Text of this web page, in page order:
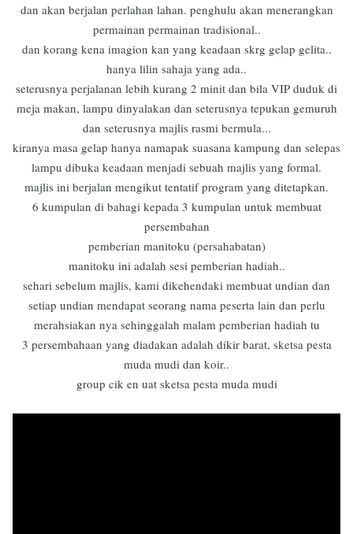
dan akan berjalan perlahan lahan. penghulu akan menerangkan
permainan permainan tradisional..
dan korang kena imagion kan yang keadaan skrg gelap gelita..
hanya lilin sahaja yang ada..
seterusnya perjalanan lebih kurang 2 minit dan bila VIP duduk di
meja makan, lampu dinyalakan dan seterusnya tepukan gemuruh
dan seterusnya majlis rasmi bermula...
kiranya masa gelap hanya namapak suasana kampung dan selepas
lampu dibuka keadaan menjadi sebuah majlis yang formal.
majlis ini berjalan mengikut tentatif program yang ditetapkan.
6 kumpulan di bahagi kepada 3 kumpulan untuk membuat
persembahan
pemberian manitoku (persahabatan)
manitoku ini adalah sesi pemberian hadiah..
sehari sebelum majlis, kami dikehendaki membuat undian dan
setiap undian mendapat seorang nama peserta lain dan perlu
merahsiakan nya sehinggalah malam pemberian hadiah tu
3 persembahaan yang diadakan adalah dikir barat, sketsa pesta
muda mudi dan koir..
group cik en uat sketsa pesta muda mudi